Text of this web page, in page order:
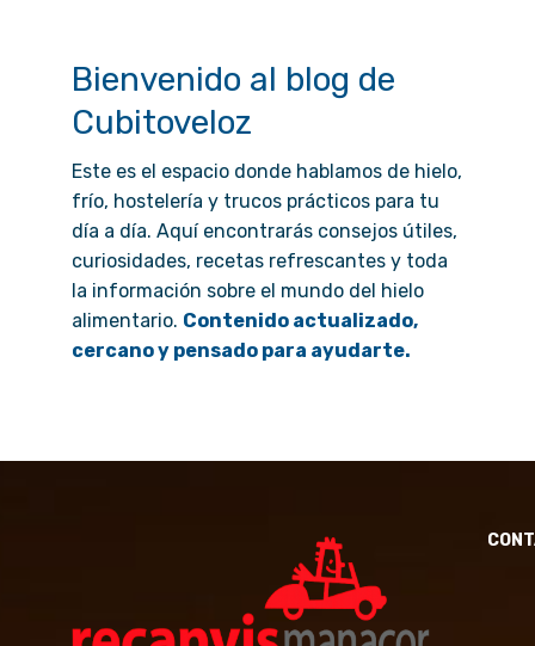
Bienvenido al blog de
Cubitoveloz
Este es el espacio donde hablamos de hielo,
frío, hostelería y trucos prácticos para tu
día a día. Aquí encontrarás consejos útiles,
curiosidades, recetas refrescantes y toda
la información sobre el mundo del hielo
alimentario. Contenido actualizado,
cercano y pensado para ayudarte.